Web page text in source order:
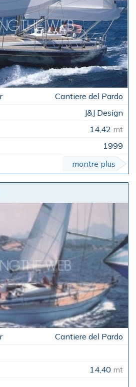
Cantiere del Pardo
J&J Design
14,42 mt
1999
montre plus
Cantiere del Pardo
14,40 mt